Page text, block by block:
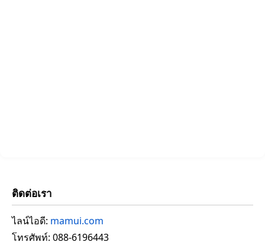
ติดต่อเรา
ไลน์ไอดี: mamui.com
โทรศัพท์: 088-6196443